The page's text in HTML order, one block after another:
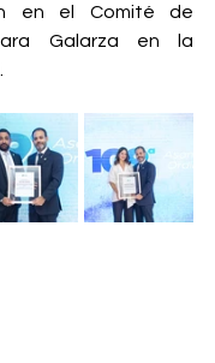
en el Comité de
Galarza en la